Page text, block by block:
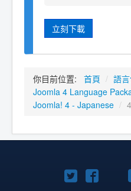
立刻下載
你目前位置: 首頁 / 語
Joomla 4 Language
Joomla! 4 - Japanese /
Twitter